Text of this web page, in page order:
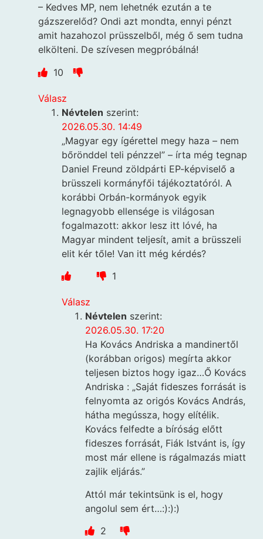
– Kedves MP, nem lehetnék ezután a te
gázszerelőd? Ondi azt mondta, ennyi pénzt
amit hazahozol prüsszelből, még ő sem tudna
elkölteni. De szívesen megpróbálná!
10
Válasz
Névtelen szerint:
2026.05.30. 14:49
„Magyar egy ígérettel megy haza – nem
bőrönddel teli pénzzel” – írta még tegnap
Daniel Freund zöldpárti EP-képviselő a
brüsszeli kormányfői tájékoztatóról. A
korábbi Orbán-kormányok egyik
legnagyobb ellensége is világosan
fogalmazott: akkor lesz itt lóvé, ha
Magyar mindent teljesít, amit a brüsszeli
elit kér tőle! Van itt még kérdés?
1
Válasz
Névtelen szerint:
2026.05.30. 17:20
Ha Kovács Andriska a mandinertől
(korábban origos) megírta akkor
teljesen biztos hogy igaz…Ő Kovács
Andriska : „Saját fideszes forrását is
felnyomta az origós Kovács András,
hátha megússza, hogy elítélik.
Kovács felfedte a bíróság előtt
fideszes forrását, Fiák Istvánt is, így
most már ellene is rágalmazás miatt
zajlik eljárás.”
Attól már tekintsünk is el, hogy
angolul sem ért…:):):)
2